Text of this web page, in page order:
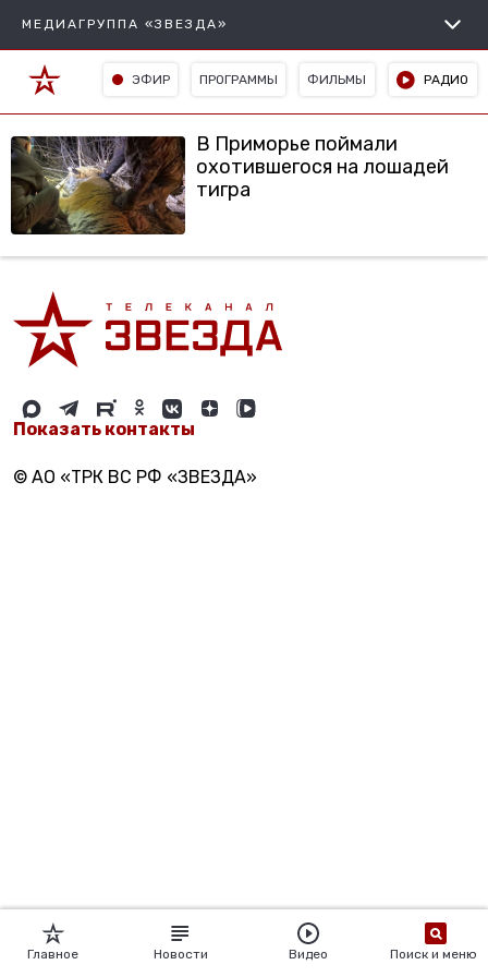
МЕДИАГРУППА «ЗВЕЗДА»
ЭФИР ПРОГРАММЫ ФИЛЬМЫ РАДИО
В Приморье поймали
охотившегося на лошадей
тигра
Показать контакты
© АО «ТРК ВС РФ «ЗВЕЗДА»
Главное Новости Видео Поиск и меню